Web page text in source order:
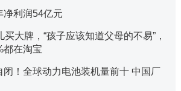
净利润54亿元
大牌，“孩子应该知道父母的不易”，
都在淘宝
闭！全球动力电池装机量前十 中国厂